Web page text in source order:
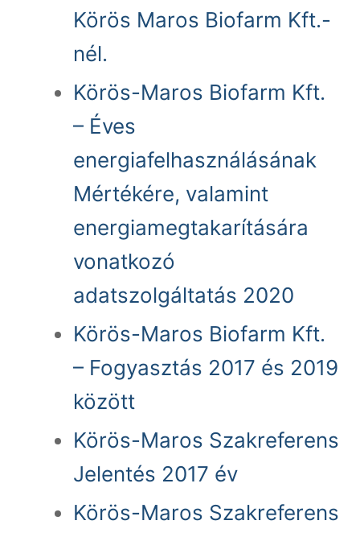
Körös Maros Biofarm Kft.-
nél.
Körös-Maros Biofarm Kft.
– Éves
energiafelhasználásának
Mértékére, valamint
energiamegtakarítására
vonatkozó
adatszolgáltatás 2020
Körös-Maros Biofarm Kft.
– Fogyasztás 2017 és 2019
között
Körös-Maros Szakreferens
Jelentés 2017 év
Körös-Maros Szakreferens